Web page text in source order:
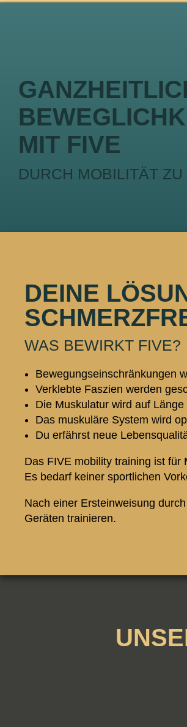
MIT FIVE
DURCH MOBILITÄT
DEINE
WAS BEWIRKT FIVE?
Bewegungseinschränkungen
Verklebte Faszien werden
Die Muskulatur wird auf
Das muskuläre System wird
Du erfährst neue
Das FIVE mobility training ist für
Es bedarf keiner sportlichen
Nach einer Ersteinweisung
Geräten trainieren.